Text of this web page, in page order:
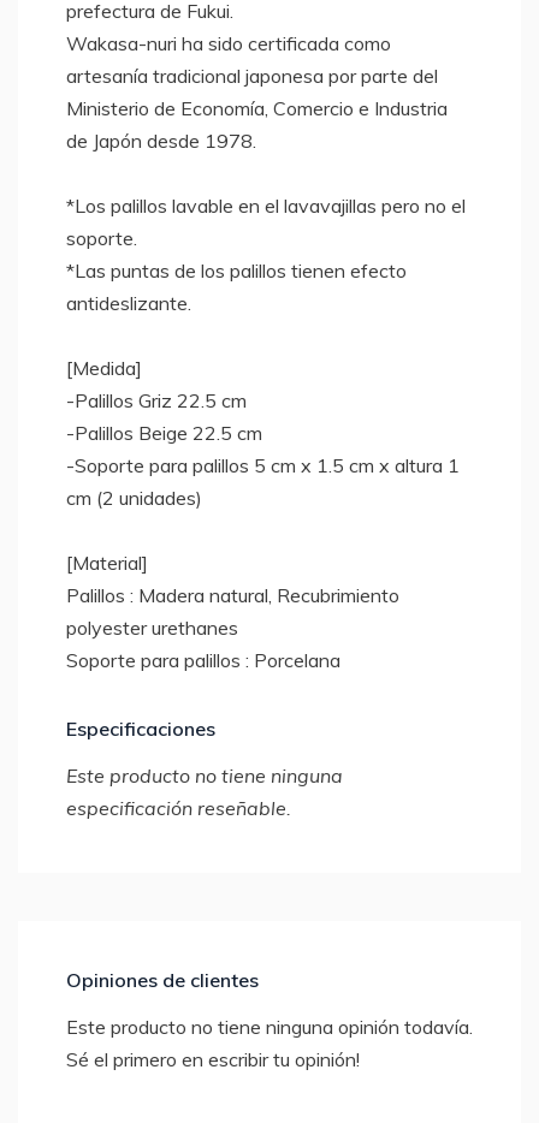
prefectura de Fukui.
Wakasa-nuri ha sido certificada como
artesanía tradicional japonesa por parte del
Ministerio de Economía, Comercio e Industria
de Japón desde 1978.
*Los palillos lavable en el lavavajillas pero no el
soporte.
*Las puntas de los palillos tienen efecto
antideslizante.
[Medida]
-Palillos Griz 22.5 cm
-Palillos Beige 22.5 cm
-Soporte para palillos 5 cm x 1.5 cm x altura 1
cm (2 unidades)
[Material]
Palillos : Madera natural, Recubrimiento
polyester urethanes
Soporte para palillos : Porcelana
Especificaciones
Este producto no tiene ninguna
especificación reseñable.
Opiniones de clientes
Este producto no tiene ninguna opinión todavía.
Sé el primero en escribir tu opinión!